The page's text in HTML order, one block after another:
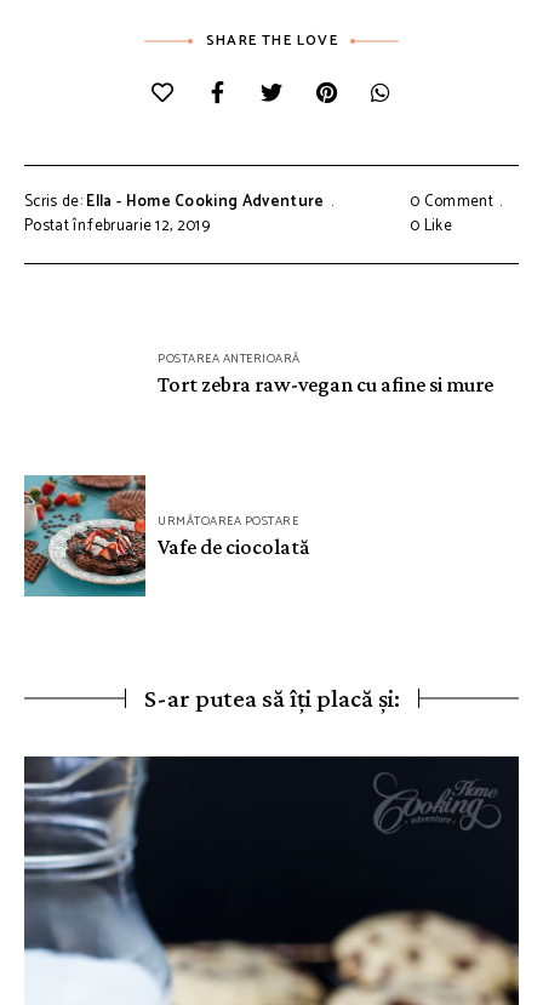
SHARE THE LOVE
Scris de:Ella - Home Cooking Adventure
Postat în:februarie 12, 2019
0 Comment
0Like
POSTAREA ANTERIOARĂ
Tort zebra raw-vegan cu afine si mure
URMĂTOAREA POSTARE
Vafe de ciocolată
S-ar putea să îți placă și: